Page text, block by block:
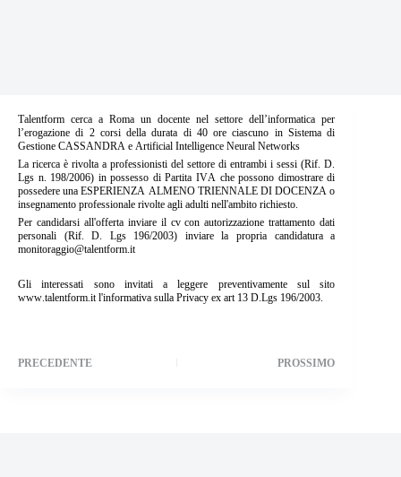
Talentform cerca a Roma un docente nel settore dell’informatica per
l’erogazione di 2 corsi della durata di 40 ore ciascuno in Sistema di
Gestione CASSANDRA e Artificial Intelligence Neural Networks
La ricerca è rivolta a professionisti del settore di entrambi i sessi (Rif. D.
Lgs n. 198/2006) in possesso di Partita IVA che possono dimostrare di
possedere una ESPERIENZA ALMENO TRIENNALE DI DOCENZA o
insegnamento professionale rivolte agli adulti nell'ambito richiesto.
Per candidarsi all'offerta inviare il cv con autorizzazione trattamento dati
personali (Rif. D. Lgs 196/2003) inviare la propria candidatura a
monitoraggio@talentform.it
Gli interessati sono invitati a leggere preventivamente sul sito
www.talentform.it l'informativa sulla Privacy ex art 13 D.Lgs 196/2003.
PRECEDENTE PROSSIMO